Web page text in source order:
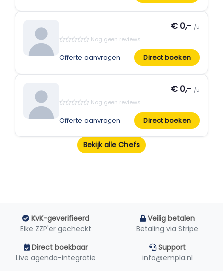
€ 0,- /u
Nog geen reviews
Offerte aanvragen Direct boeken
€ 0,- /u
Nog geen reviews
Offerte aanvragen Direct boeken
Bekijk alle Chefs
KvK-geverifieerd
Elke ZZP'er gecheckt
Veilig betalen
Betaling via Stripe
Direct boekbaar
Live agenda-integratie
Support
info@empla.nl